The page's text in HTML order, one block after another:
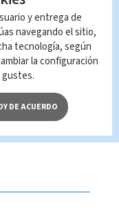
Lumaca
y entrega de
navegando el sitio,
tecnología, según
la configuración
DE ACUERDO